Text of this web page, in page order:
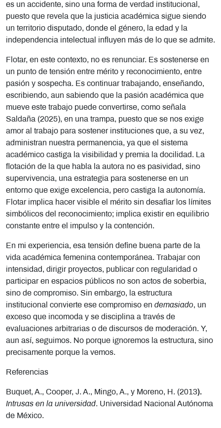
es un accidente, sino una forma de verdad institucional,
puesto que revela que la justicia académica sigue siendo
un territorio disputado, donde el género, la edad y la
independencia intelectual influyen más de lo que se admite.
Flotar, en este contexto, no es renunciar. Es sostenerse en
un punto de tensión entre mérito y reconocimiento, entre
pasión y sospecha. Es continuar trabajando, enseñando,
escribiendo, aun sabiendo que la pasión académica que
mueve este trabajo puede convertirse, como señala
Saldaña (2025), en una trampa, puesto que se nos exige
amor al trabajo para sostener instituciones que, a su vez,
administran nuestra permanencia, ya que el sistema
académico castiga la visibilidad y premia la docilidad. La
flotación de la que habla la autora no es pasividad, sino
supervivencia, una estrategia para sostenerse en un
entorno que exige excelencia, pero castiga la autonomía.
Flotar implica hacer visible el mérito sin desafiar los límites
simbólicos del reconocimiento; implica existir en equilibrio
constante entre el impulso y la contención.
En mi experiencia, esa tensión define buena parte de la
vida académica femenina contemporánea. Trabajar con
intensidad, dirigir proyectos, publicar con regularidad o
participar en espacios públicos no son actos de soberbia,
sino de compromiso. Sin embargo, la estructura
institucional convierte ese compromiso en demasiado, un
exceso que incomoda y se disciplina a través de
evaluaciones arbitrarias o de discursos de moderación. Y,
aun así, seguimos. No porque ignoremos la estructura, sino
precisamente porque la vemos.
Referencias
Buquet, A., Cooper, J. A., Mingo, A., y Moreno, H. (2013).
Intrusas en la universidad. Universidad Nacional Autónoma
de México.